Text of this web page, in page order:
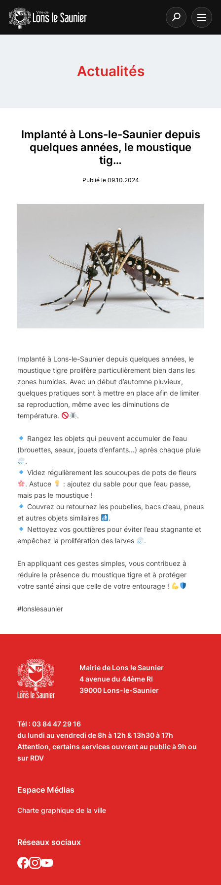
Actualités
Implanté à Lons-le-Saunier depuis
quelques années, le moustique
tig…
Publié le 09.10.2024
Implanté à Lons-le-Saunier depuis quelques années, le
moustique tigre prolifère particulièrement bien dans les
zones humides. Avec un début d’automne pluvieux,
quelques pratiques sont à mettre en place afin de limiter
sa reproduction, même avec les diminutions de
température.
.
Rangez les objets qui peuvent accumuler de l’eau
(brouettes, seaux, jouets d’enfants…) après chaque pluie
.
Videz régulièrement les soucoupes de pots de fleurs
. Astuce
: ajoutez du sable pour que l’eau passe,
mais pas le moustique !
Couvrez ou retournez les poubelles, bacs d’eau, pneus
et autres objets similaires
.
Nettoyez vos gouttières pour éviter l’eau stagnante et
empêchez la prolifération des larves
.
En appliquant ces gestes simples, vous contribuez à
réduire la présence du moustique tigre et à protéger
votre santé ainsi que celle de votre entourage !
#lonslesaunier
Mairie de Lons le Saunier
4 avenue du 44ème RI
39000 Lons-le-Saunier
Tél : 03 84 47 29 16
du lundi au vendredi de 8h à 12h & 13h30 à 17h
Attention, certains services ouvrent au public à 9h ou
sur RDV
Espace Médias
Charte graphique de la ville
Réseaux sociaux